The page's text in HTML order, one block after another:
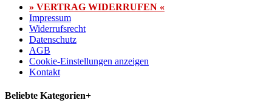
» VERTRAG WIDERRUFEN «
Impressum
Widerrufsrecht
Datenschutz
AGB
Cookie-Einstellungen anzeigen
Kontakt
Beliebte Kategorien+